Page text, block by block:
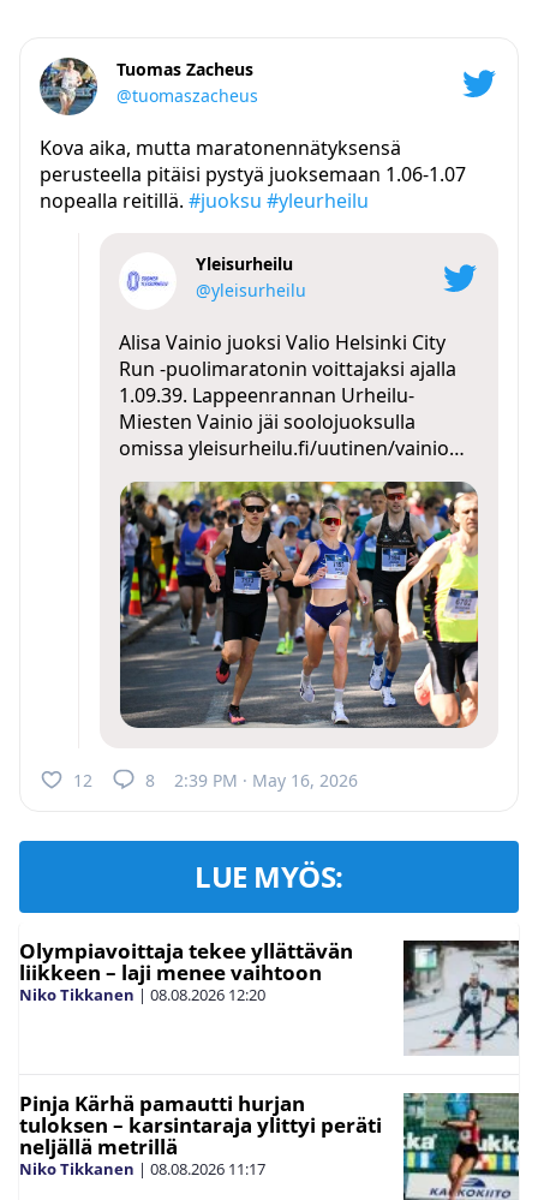
Tuomas Zacheus
@tuomaszacheus
Kova aika, mutta maratonennätyksensä
perusteella pitäisi pystyä juoksemaan 1.06-1.07
nopealla reitillä. #juoksu #yleurheilu
Yleisurheilu
@yleisurheilu
Alisa Vainio juoksi Valio Helsinki City
Run -puolimaratonin voittajaksi ajalla
1.09.39. Lappeenrannan Urheilu-
Miesten Vainio jäi soolojuoksulla
omissayleisurheilu.fi/uutinen/vainio…
12 8 2:39 PM · May 16, 2026
LUE MYÖS:
Olympiavoittaja tekee yllättävän
liikkeen – laji menee vaihtoon
Niko Tikkanen | 08.08.2026 12:20
Pinja Kärhä pamautti hurjan
tuloksen – karsintaraja ylittyi peräti
neljällä metrillä
Niko Tikkanen | 08.08.2026 11:17